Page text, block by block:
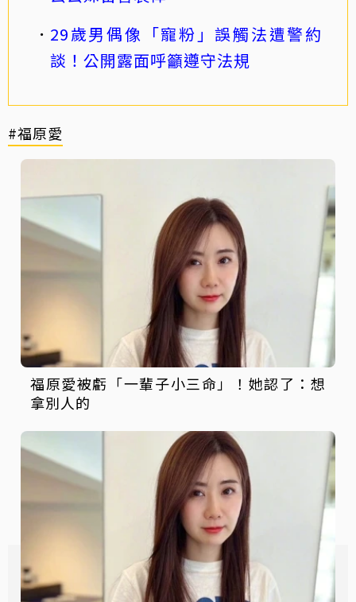
29歲男偶像「寵粉」誤觸法遭警約
談！公開露面呼籲遵守法規
#福原愛
福原愛被虧「一輩子小三命」！她認了：想
拿別人的